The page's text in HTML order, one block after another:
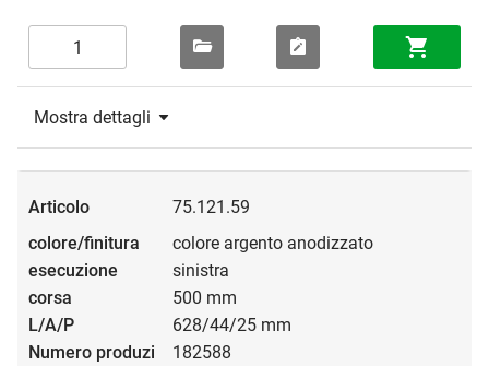
Mostra dettagli
75.121.59
colore argento anodizzato
sinistra
500 mm
628/44/25 mm
182588